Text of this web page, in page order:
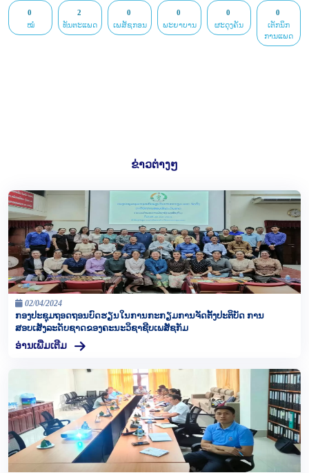
0
ໝໍ
2
ທັນຕະແພດ
0
ເພສັຊກອນ
0
ພະຍາບານ
0
ຜະດຸງຄັນ
0
ເຕັກນິກ
ການແພດ
ຂ່າວຕ່າງໆ
02/04/2024
ກອງປະຊຸມຖອດຖອນບົດຮຽນໃນການກະກຽມການຈັດຕັ້ງປະຕິບັດ ການ
ສອບເສັງລະດັບຊາດຂອງຄະນະວິຊາຊີບເພສັຊກັມ
ອ່ານເພີ່ມເຕີມ